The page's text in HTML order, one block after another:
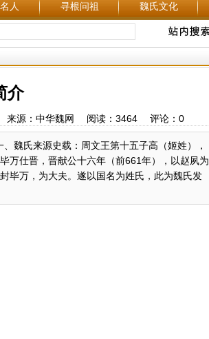
人 寻根问祖 魏氏文化
介
源：中华魏网 阅读： 3464评论： 0
魏氏来源史载：周文王第十五子高（姬姓），
万仕晋，晋献公十六年（前661年），以赵夙为
毕万，为大夫。遂以国名为姓氏，此为魏氏发